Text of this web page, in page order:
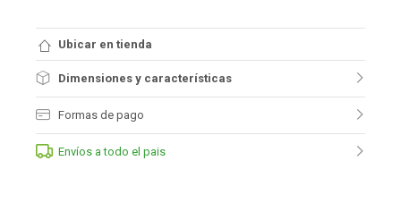
Ubicar en tienda
Dimensiones y características
Formas de pago
Envíos a todo el pais